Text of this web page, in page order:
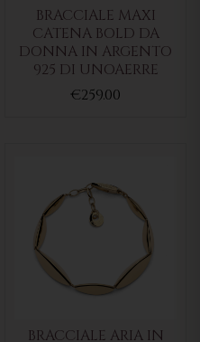
BRACCIALE MAXI
CATENA BOLD DA
DONNA IN ARGENTO
925 DI UNOAERRE
€259.00
BRACCIALE ARIA IN